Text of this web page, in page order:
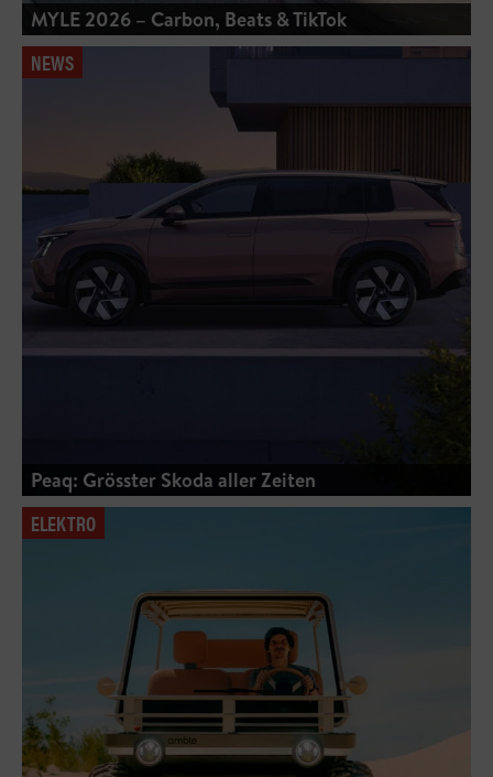
MYLE 2026 – Carbon, Beats & TikTok
NEWS
Peaq: Grösster Skoda aller Zeiten
ELEKTRO